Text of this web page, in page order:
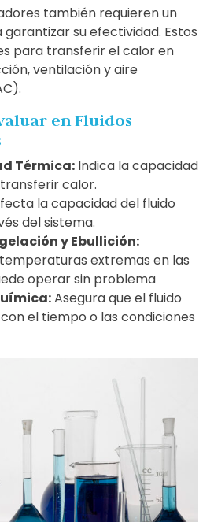
también requieren un
su efectividad. Estos
para transferir el calor en
ventilación y aire
en Fluidos
Térmica: Indica la capacidad
calor.
la capacidad del fluido
del sistema.
y Ebullición:
extremas en las
operar sin problema
Asegura que el fluido
el tiempo o las condiciones